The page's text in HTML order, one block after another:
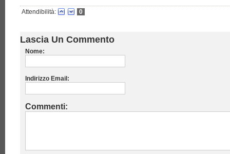
Attendibilità: 0
Lascia Un Commento
Nome:
Indirizzo Email:
Commenti: